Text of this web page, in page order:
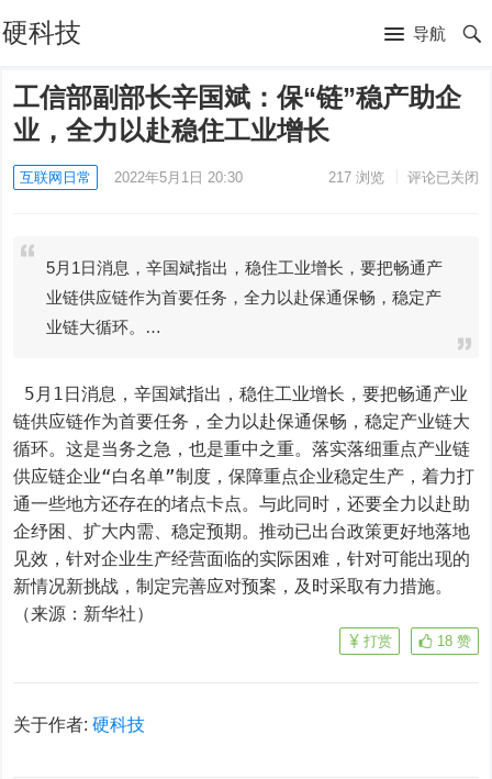
硬科技 导航
工信部副部长辛国斌：保“链”稳产助企
业，全力以赴稳住工业增长
互联网日常 2022年5月1日 20:30 217浏览 评论已关闭
5月1日消息，辛国斌指出，稳住工业增长，要把畅通产
业链供应链作为首要任务，全力以赴保通保畅，稳定产
业链大循环。…
链供应链作为首要任务，全力以赴保通保畅，稳定产业链大
循环。这是当务之急，也是重中之重。落实落细重点产业链
供应链企业“白名单”制度，保障重点企业稳定生产，着力打
通一些地方还存在的堵点卡点。与此同时，还要全力以赴助
企纾困、扩大内需、稳定预期。推动已出台政策更好地落地
见效，针对企业生产经营面临的实际困难，针对可能出现的
新情况新挑战，制定完善应对预案，及时采取有力措施。
（来源：新华社）
18 赞
打赏
关于作者:硬科技